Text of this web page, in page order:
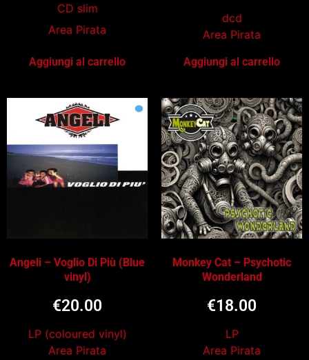
CD slim
Area Pirata
Aggiungi al carrello
dcd
Area Pirata
Aggiungi al carrello
Angeli – Voglio Di Più (Blue
vinyl)
€20.00
LP (coloured vinyl)
Area Pirata
Monkey Cat – Psychotic
Wonderland
€18.00
LP
Area Pirata